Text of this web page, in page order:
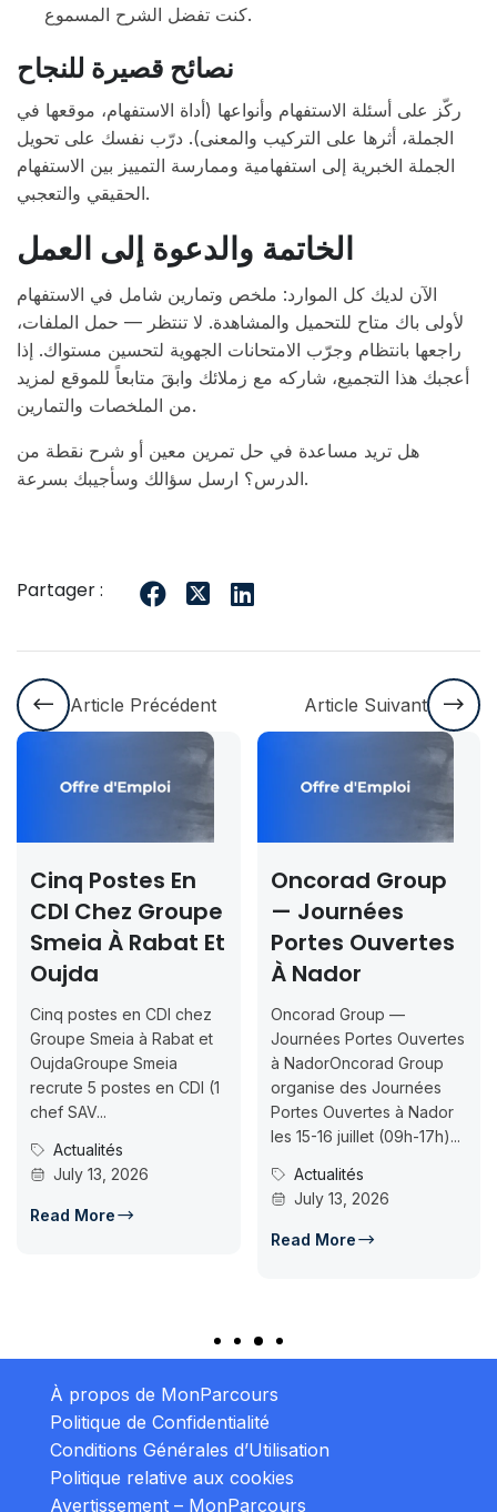
كنت تفضل الشرح المسموع.
نصائح قصيرة للنجاح
ركّز على أسئلة الاستفهام وأنواعها (أداة الاستفهام، موقعها في
الجملة، أثرها على التركيب والمعنى). درّب نفسك على تحويل
الجملة الخبرية إلى استفهامية وممارسة التمييز بين الاستفهام
الحقيقي والتعجبي.
الخاتمة والدعوة إلى العمل
الآن لديك كل الموارد: ملخص وتمارين شامل في الاستفهام
لأولى باك متاح للتحميل والمشاهدة. لا تنتظر — حمل الملفات،
راجعها بانتظام وجرّب الامتحانات الجهوية لتحسين مستواك. إذا
أعجبك هذا التجميع، شاركه مع زملائك وابقَ متابعاً للموقع لمزيد
من الملخصات والتمارين.
هل تريد مساعدة في حل تمرين معين أو شرح نقطة من
الدرس؟ ارسل سؤالك وسأجيبك بسرعة.
Partager :
Article Précédent Article Suivant
Cinq Postes En
CDI Chez Groupe
Smeia À Rabat Et
Oujda
Cinq postes en CDI chez
Groupe Smeia à Rabat et
OujdaGroupe Smeia
recrute 5 postes en CDI (1
chef SAV...
Actualités
July 13, 2026
Read More
Oncorad Group
— Journées
Portes Ouvertes
À Nador
Oncorad Group —
Journées Portes Ouvertes
à NadorOncorad Group
organise des Journées
Portes Ouvertes à Nador
les 15-16 juillet (09h-17h)...
Actualités
July 13, 2026
Read More
À propos de MonParcours
Politique de Confidentialité
Conditions Générales d’Utilisation
Politique relative aux cookies
Avertissement – MonParcours